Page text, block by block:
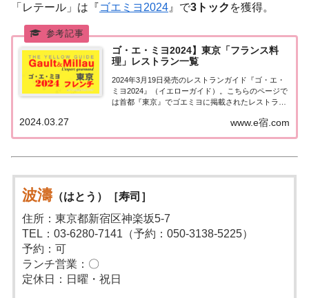
「レテール」は『ゴエミヨ2024 』で3トック を獲得。
ゴ・エ・ミヨ2024】東京「フランス料
理」レストラン一覧
2024年3月19日発売のレストランガイド『ゴ・エ・
ミヨ2024』（イエローガイド）。こちらのページで
は首都『東京』でゴエミヨに掲載されたレストラン
とめました。ゴエミヨ2024『東京』フレンチ関東
www.e宿.com
2024.03.27
波濤（はとう）［寿司］
住所：東京都新宿区神楽坂5-7
TEL：03-6280-7141（予約：050-3138-5225）
予約：可
ランチ営業：〇
定休日：日曜・祝日